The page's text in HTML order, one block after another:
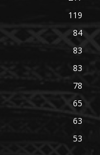
119
84
83
83
78
65
63
53